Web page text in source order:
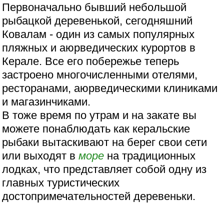
Первоначально бывший небольшой
рыбацкой деревенькой, сегодняшний
Ковалам - один из самых популярных
пляжных и аюрведических курортов в
Керале. Все его побережье теперь
застроено многочисленными отелями,
ресторанами, аюрведическими клиниками
и магазинчиками.
В тоже время по утрам и на закате вы
можете понаблюдать как керальские
рыбаки вытаскивают на берег свои сети
или выходят вморе на традиционных
лодках, что представляет собой одну из
главных туристических
достопримечательностей деревеньки.